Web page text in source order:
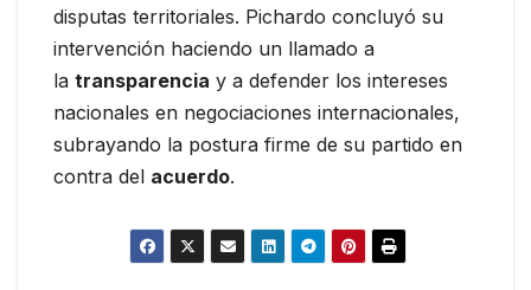
disputas territoriales. Pichardo concluyó su
intervención haciendo un llamado a
la transparencia y a defender los intereses
nacionales en negociaciones internacionales,
subrayando la postura firme de su partido en
contra del acuerdo.